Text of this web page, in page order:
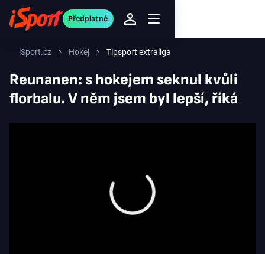
Předplatné
iSport.cz Hokej Tipsport extraliga
Reunanen: s hokejem seknul kvůli
florbalu. V něm jsem byl lepší, říká